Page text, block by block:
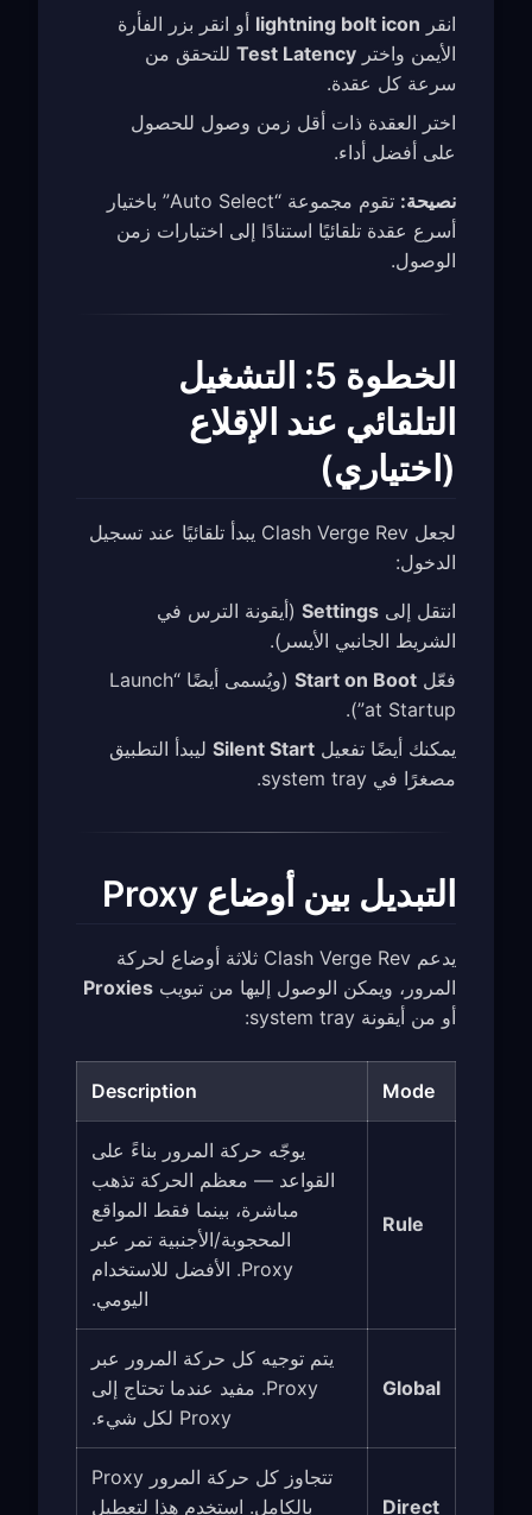
انقر lightning bolt icon أو انقر بزر الفأرة
الأيمن واختر Test Latency للتحقق من
سرعة كل عقدة.
اختر العقدة ذات أقل زمن وصول للحصول
على أفضل أداء.
نصيحة:
تقوم مجموعة “Auto Select” باختيار
أسرع عقدة تلقائيًا استنادًا إلى اختبارات زمن
الوصول.
الخطوة 5: التشغيل
التلقائي عند الإقلاع
(اختياري)
لجعل Clash Verge Rev يبدأ تلقائيًا عند تسجيل
الدخول:
انتقل إلى Settings (أيقونة الترس في
الشريط الجانبي الأيسر).
فعّل Start on Boot
(ويُسمى أيضًا “Launch
at Startup”).
يمكنك أيضًا تفعيل Silent Start ليبدأ التطبيق
مصغرًا في system tray.
التبديل بين أوضاع Proxy
يدعم Clash Verge Rev ثلاثة أوضاع لحركة
المرور، ويمكن الوصول إليها من تبويب Proxies
أو من أيقونة system tray:
Mode
Description
Rule
يوجّه حركة المرور بناءً على
القواعد — معظم الحركة تذهب
مباشرة، بينما فقط المواقع
المحجوبة/الأجنبية تمر عبر
Proxy. الأفضل للاستخدام
اليومي.
Global
يتم توجيه كل حركة المرور عبر
Proxy. مفيد عندما تحتاج إلى
Proxy لكل شيء.
Direct
تتجاوز كل حركة المرور Proxy
بالكامل. استخدم هذا لتعطيل